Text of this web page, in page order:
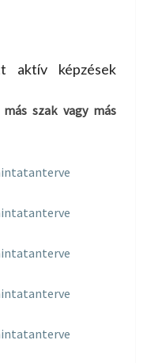
aktív képzések
szak vagy más